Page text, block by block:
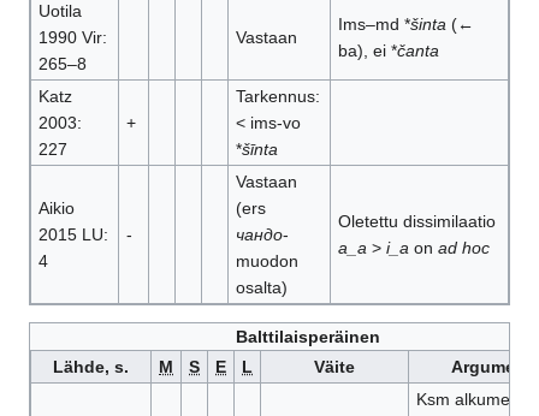
Uotila
1990 Vir:
265–8
Vastaan
Ims–md *šinta (←
ba), ei *čanta
Katz
2003:
227
+
Tarkennus:
< ims-vo
*šīnta
Aikio
2015 LU:
4
-
Vastaan
(ers
чандо-
muodon
osalta)
Oletettu dissimilaatio
a_a > i_a on ad hoc
Balttilaisperäinen
Lähde, s.
M S E L Väite
Ksm